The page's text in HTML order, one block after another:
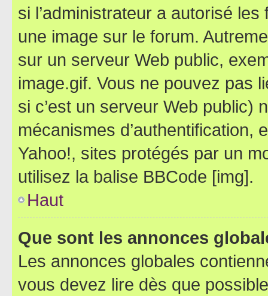
si l’administrateur a autorisé
une image sur le forum.
sur un serveur Web public,
image.gif. Vous ne pouvez pas
si c’est un serveur Web public)
mécanismes d’authentification,
Yahoo!, sites protégés par un
utilisez la balise BBCode [img].
Haut
Que sont les annonces
Les annonces globales
vous devez lire dès que